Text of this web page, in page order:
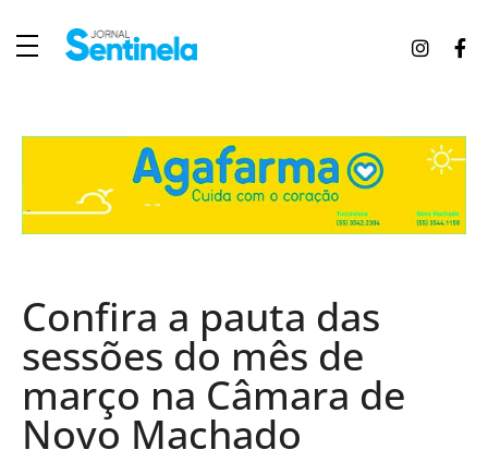
Confira a pauta das
sessões do mês de
março na Câmara de
Novo Machado